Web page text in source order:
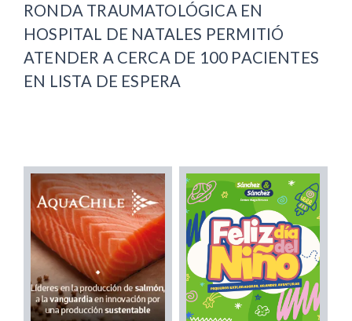
RONDA TRAUMATOLÓGICA EN
HOSPITAL DE NATALES PERMITIÓ
ATENDER A CERCA DE 100 PACIENTES
EN LISTA DE ESPERA